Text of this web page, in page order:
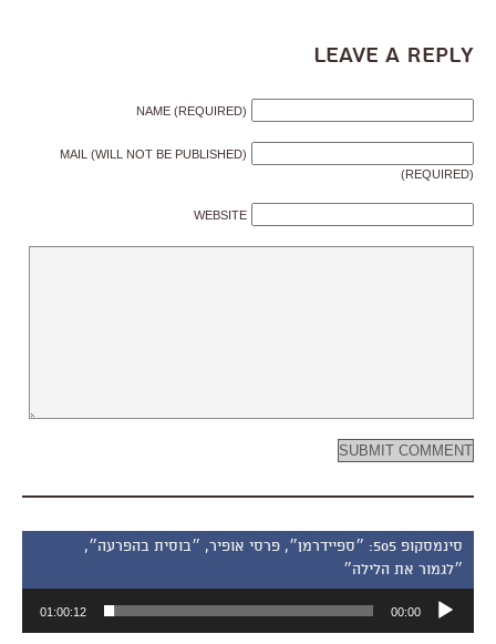
Leave a Reply
NAME (REQUIRED)
MAIL (WILL NOT BE PUBLISHED)
(REQUIRED)
WEBSITE
סינמסקופ 505: ״ספיידרמן״, פרסי אופיר, ״בוסית בהפרעה״,
״לגמור את הלילה״
אודיו
00:00
01:00:12